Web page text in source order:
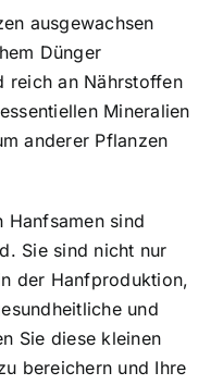
ausgewachsen
Dünger
reich an Nährstoffen
Mineralien
anderer Pflanzen
Hanfsamen sind
Sie sind nicht nur
der Hanfproduktion,
und
Sie diese kleinen
bereichern und Ihre